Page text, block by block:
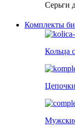
Серьги
Комплекты
Кольца